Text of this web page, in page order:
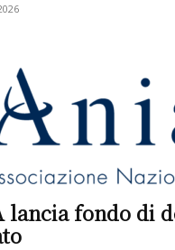
lancia fondo di